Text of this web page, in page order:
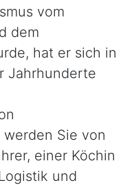
vom
dem
hat er sich in
Jahrhunderte
Sie von
einer Köchin
und